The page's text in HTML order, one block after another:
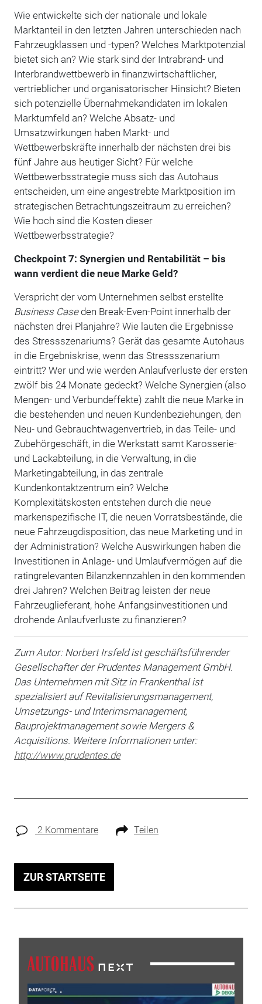
Wie entwickelte sich der nationale und lokale
Marktanteil in den letzten Jahren unterschieden nach
Fahrzeugklassen und -typen? Welches Marktpotenzial
bietet sich an? Wie stark sind der Intrabrand- und
Interbrandwettbewerb in finanzwirtschaftlicher,
vertrieblicher und organisatorischer Hinsicht? Bieten
sich potenzielle Übernahmekandidaten im lokalen
Marktumfeld an? Welche Absatz- und
Umsatzwirkungen haben Markt- und
Wettbewerbskräfte innerhalb der nächsten drei bis
fünf Jahre aus heutiger Sicht? Für welche
Wettbewerbsstrategie muss sich das Autohaus
entscheiden, um eine angestrebte Marktposition im
strategischen Betrachtungszeitraum zu erreichen?
Wie hoch sind die Kosten dieser
Wettbewerbsstrategie?
Checkpoint 7: Synergien und Rentabilität – bis
wann verdient die neue Marke Geld?
Verspricht der vom Unternehmen selbst erstellte
Business Caseden Break-Even-Point innerhalb der
nächsten drei Planjahre? Wie lauten die Ergebnisse
des Stressszenariums? Gerät das gesamte Autohaus
in die Ergebniskrise, wenn das Stressszenarium
eintritt? Wer und wie werden Anlaufverluste der ersten
zwölf bis 24 Monate gedeckt? Welche Synergien (also
Mengen- und Verbundeffekte) zahlt die neue Marke in
die bestehenden und neuen Kundenbeziehungen, den
Neu- und Gebrauchtwagenvertrieb, in das Teile- und
Zubehörgeschäft, in die Werkstatt samt Karosserie-
und Lackabteilung, in die Verwaltung, in die
Marketingabteilung, in das zentrale
Kundenkontaktzentrum ein? Welche
Komplexitätskosten entstehen durch die neue
markenspezifische IT, die neuen Vorratsbestände, die
neue Fahrzeugdisposition, das neue Marketing und in
der Administration? Welche Auswirkungen haben die
Investitionen in Anlage- und Umlaufvermögen auf die
ratingrelevanten Bilanzkennzahlen in den kommenden
drei Jahren? Welchen Beitrag leisten der neue
Fahrzeuglieferant, hohe Anfangsinvestitionen und
drohende Anlaufverluste zu finanzieren?
Zum Autor: Norbert Irsfeld ist geschäftsführender
Gesellschafter der Prudentes Management GmbH.
Das Unternehmen mit Sitz in Frankenthal ist
spezialisiert auf Revitalisierungsmanagement,
Umsetzungs- und Interimsmanagement,
Bauprojektmanagement sowie Mergers &
Acquisitions. Weitere Informationen unter:
http://www.prudentes.de
2 Kommentare Teilen
ZUR STARTSEITE